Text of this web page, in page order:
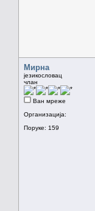
Мирна
језикословац
члан
Ван мреже
Организација:
Поруке: 159